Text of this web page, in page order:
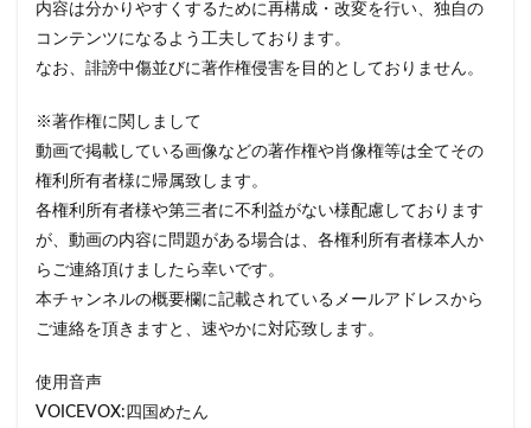
内容は分かりやすくするために再構成・改変を行い、独自の
コンテンツになるよう工夫しております。
なお、誹謗中傷並びに著作権侵害を目的としておりません。
※著作権に関しまして
動画で掲載している画像などの著作権や肖像権等は全てその
権利所有者様に帰属致します。
各権利所有者様や第三者に不利益がない様配慮しております
が、動画の内容に問題がある場合は、各権利所有者様本人か
らご連絡頂けましたら幸いです。
本チャンネルの概要欄に記載されているメールアドレスから
ご連絡を頂きますと、速やかに対応致します。
使用音声
VOICEVOX:四国めたん